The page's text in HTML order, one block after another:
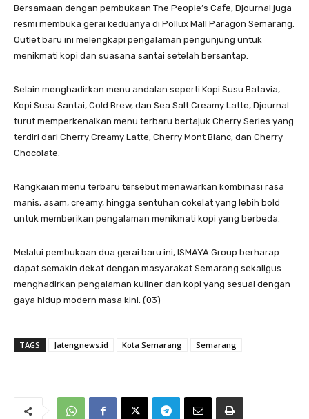
Bersamaan dengan pembukaan The People’s Cafe, Djournal juga
resmi membuka gerai keduanya di Pollux Mall Paragon Semarang.
Outlet baru ini melengkapi pengalaman pengunjung untuk
menikmati kopi dan suasana santai setelah bersantap.
Selain menghadirkan menu andalan seperti Kopi Susu Batavia,
Kopi Susu Santai, Cold Brew, dan Sea Salt Creamy Latte, Djournal
turut memperkenalkan menu terbaru bertajuk Cherry Series yang
terdiri dari Cherry Creamy Latte, Cherry Mont Blanc, dan Cherry
Chocolate.
Rangkaian menu terbaru tersebut menawarkan kombinasi rasa
manis, asam, creamy, hingga sentuhan cokelat yang lebih bold
untuk memberikan pengalaman menikmati kopi yang berbeda.
Melalui pembukaan dua gerai baru ini, ISMAYA Group berharap
dapat semakin dekat dengan masyarakat Semarang sekaligus
menghadirkan pengalaman kuliner dan kopi yang sesuai dengan
gaya hidup modern masa kini. (03)
TAGS Jatengnews.id Kota Semarang Semarang